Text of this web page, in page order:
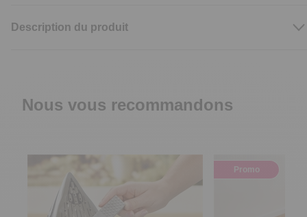
Description du produit
Nous vous recommandons
Promo